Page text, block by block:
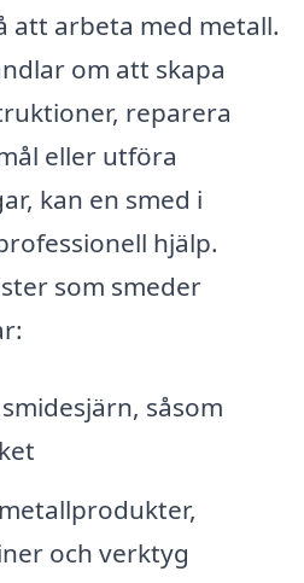
att arbeta med metall.
om att skapa
reparera
eller utföra
kan en smed i
hjälp.
som smeder
såsom
och verktyg